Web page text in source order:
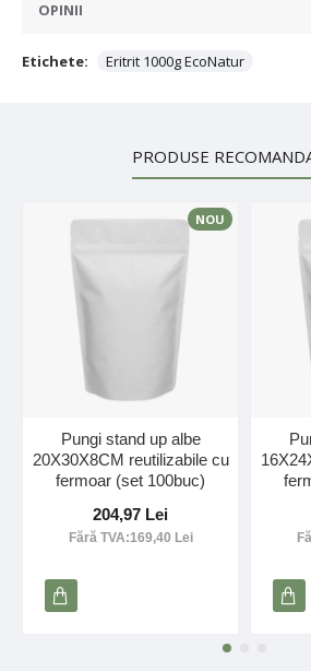
OPINII
Etichete: Eritrit 1000g EcoNatur
PRODUSE
NOU
Pungi stand up albe
20X30X8CM reutilizabile cu
fermoar (set 100buc)
204,97 Lei
Fără TVA:169,40 Lei